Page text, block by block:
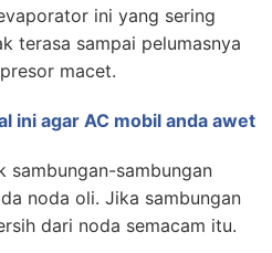
ini yang sering
terasa sampai pelumasnya
macet.
ini agar AC mobil anda awet
sambungan-sambungan
noda oli. Jika sambungan
dari noda semacam itu.